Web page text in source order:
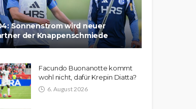
Sonnenstrom wird neuer
der Knappenschmiede
Facundo Buonanotte kommt
wohl nicht, dafür Krepin Diatta?
6. August 2026